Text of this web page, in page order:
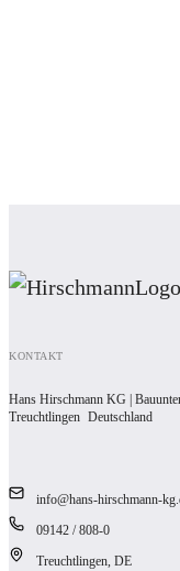
KONTAKT
Hans Hirschmann KG |
Treuchtlingen Deutschland
info@hans-hirschmann-
09142 / 808-0
Treuchtlingen, DE